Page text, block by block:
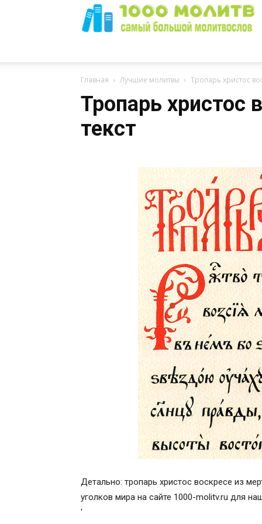
Молитв
Главная Лучшие молитвы Тропарь христос
Тропарь христос
текст
Детально: тропарь христос воскресе из
уголков мира на сайте 1000-molitv.ru для
'